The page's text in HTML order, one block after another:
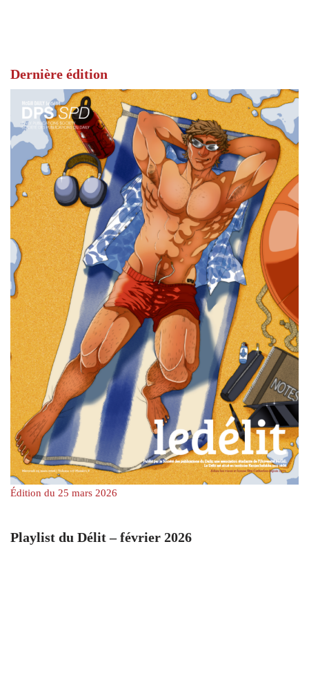
Dernière édition
Édition du 25 mars 2026
Playlist du Délit – février 2026